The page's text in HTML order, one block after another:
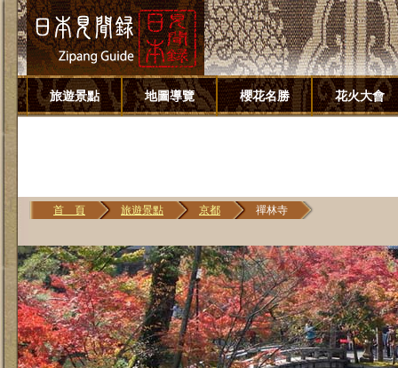
旅遊景點 地圖導覽 櫻花名勝 花火大會
首 頁 旅遊景點 京都 禪林寺